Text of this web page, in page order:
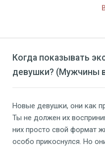
Когда показывать
девушки? (Мужчины
Новые девушки, они как
Ты не должен их
них просто свой формат
особо прикоснулся. Но